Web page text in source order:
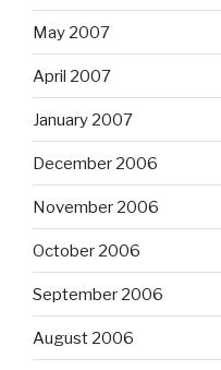
May 2007
April 2007
January 2007
December 2006
November 2006
October 2006
September 2006
August 2006